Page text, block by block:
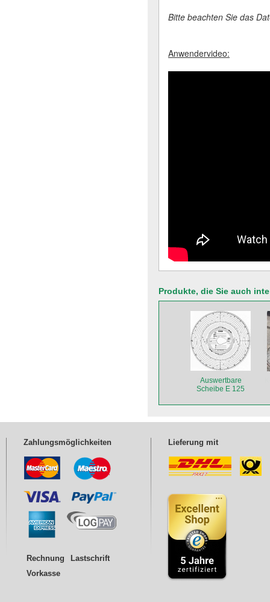
Bitte beachten Sie das
Anwendervideo:
Produkte, die Sie auch
Auswertbare
Scheibe E 125
Zahlungsmöglichkeiten
Rechnung
Lastschrift
Vorkasse
Lieferung mit